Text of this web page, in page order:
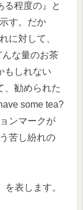
る程度の』と
す。だか
に対して、
な量のお茶
もしれない
、勧められた
some tea?
ンマークが
苦し紛れの
表します。